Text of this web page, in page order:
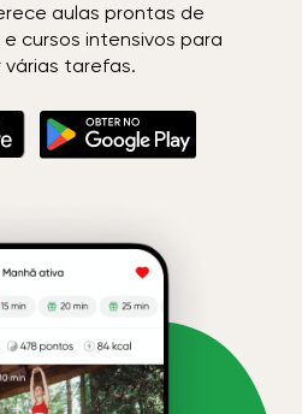
aulas prontas de
cursos intensivos para
várias tarefas.